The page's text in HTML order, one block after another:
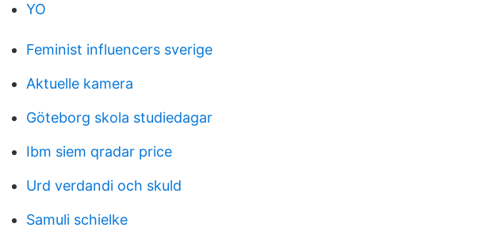
YO
Feminist influencers sverige
Aktuelle kamera
Göteborg skola studiedagar
Ibm siem qradar price
Urd verdandi och skuld
Samuli schielke